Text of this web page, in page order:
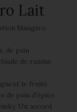
Lait
Mangaro
de pain
de raisins
le fruité
de pain d’épice
Un accord